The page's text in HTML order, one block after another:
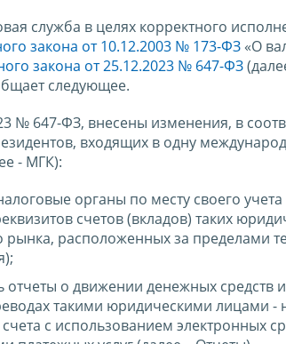
служба в целях корректного
закона от 10.12.2003 № 173-ФЗ «О
закона от 25.12.2023 № 647-ФЗ
следующее.
№ 647-ФЗ, внесены изменения, в
входящих в одну
- МГК):
органы по месту своего
счетов (вкладов) таких
рынка, расположенных за пределами
отчеты о движении денежных
такими юридическими лицами -
счета с использованием электронных